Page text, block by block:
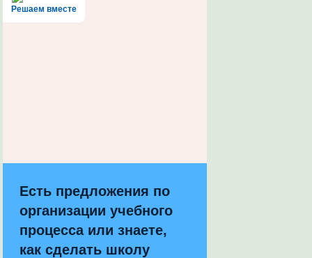
Решаем вместе
Есть предложения по
организации учебного
процесса или знаете,
как сделать школу